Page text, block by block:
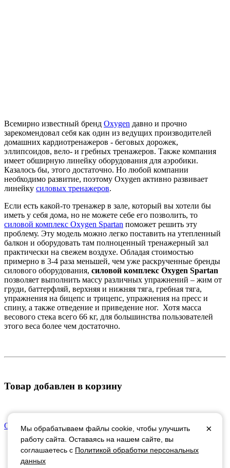
Всемирно известный бренд Oxygen давно и прочно
зарекомендовал себя как один из ведущих производителей
домашних кардиотренажеров - беговых дорожек,
эллипсоидов, вело- и гребных тренажеров. Также компания
имеет обширную линейку оборудования для аэробики.
Казалось бы, этого достаточно. Но любой компании
необходимо развитие, поэтому Oxygen активно развивает
линейку силовых тренажеров.
Если есть какой-то тренажер в зале, который вы хотели бы
иметь у себя дома, но не можете себе его позволить, то
силовой комплекс Oxygen Spartan поможет решить эту
проблему. Эту модель можно легко поставить на утепленный
балкон и оборудовать там полноценный тренажерный зал
практически на свежем воздухе. Обладая стоимостью
примерно в 3-4 раза меньшей, чем уже раскрученные бренды
силового оборудования, силовой комплекс Oxygen Spartan
позволяет выполнить массу различных упражнений – жим от
груди, баттерфляй, верхняя и нижняя тяга, гребная тяга,
упражнения на бицепс и трицепс, упражнения на пресс и
спину, а также отведение и приведение ног. Хотя масса
весового стека всего 66 кг, для большинства пользователей
этого веса более чем достаточно.
Товар добавлен в корзину
Оформить заказ Продолжить покупки ×
Мы обрабатываем файлы cookie, чтобы улучшить
работу сайта. Оставаясь на нашем сайте, вы
соглашаетесь с Политикой обработки персональных
данных
+ 7495 799-16-11
Политика обработки персональных данных